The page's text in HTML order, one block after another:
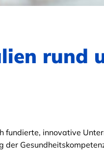
rund
fundierte, innovative
der